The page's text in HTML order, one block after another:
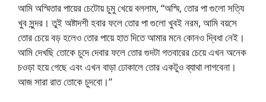
আমি অস্মিতার পায়ের চেটোয় চুমু খেয়ে বললাম, “অস্মি, তোর পা গুলো সত্যি
খুব সুন্দর। তুই অষ্টাদশী হবার ফলে তোর পা গুলো খুবই নরম, আমি বয়সে
তোর চেয়ে বড় হলেও তোর পায়ে হাত দিতে আমার মনে কোনও দ্বিধা নেই।
আমি দেখছি তোকে চুদে দেবার ফলে তোর গুদটা গতবারের চেয়ে এখন অনেক
চওড়া হয়ে গেছে এবং এখন বাড়া ঢোকালে তোর একটুও ব্যাথা লাগবেনা।
আজ সারা রাত তোকে চুদবো।”